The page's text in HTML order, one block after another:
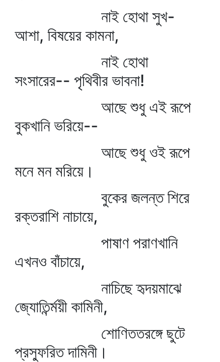
নাই হোথা সুখ-
আশা, বিষয়ের কামনা,
নাই হোথা
সংসারের-- পৃথিবীর ভাবনা!
আছে শুধু এই রূপে
বুকখানি ভরিয়ে--
আছে শুধু ওই রূপে
মনে মন মরিয়ে।
বুকের জলন্ত শিরে
রক্তরাশি নাচায়ে,
পাষাণ পরাণখানি
এখনও বাঁচায়ে,
নাচিছে হৃদয়মাঝে
জ্যোতির্ন্ময়ী কামিনী,
শোণিততরঙ্গে ছুটে
প্রস্ফুরিত দামিনী।